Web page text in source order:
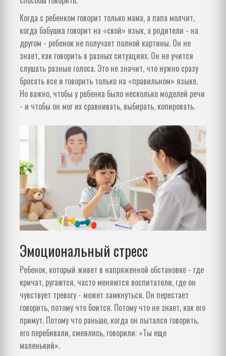
Когда с ребенком говорит только мама, а папа молчит,
когда бабушка говорит на «свой» язык, а родители - на
другом - ребенок не получает полной картины. Он не
знает, как говорить в разных ситуациях. Он не учится
слушать разные голоса. Это не значит, что нужно сразу
бросать все и говорить только на «правильном» языке.
Но важно, чтобы у ребенка было несколько моделей речи
- и чтобы он мог их сравнивать, выбирать, копировать.
Эмоциональный стресс
Ребенок, который живет в напряженной обстановке - где
кричат, ругаются, часто меняются воспитатели, где он
чувствует тревогу - может замкнуться. Он перестает
говорить, потому что боится. Потому что не знает, как его
примут. Потому что раньше, когда он пытался говорить,
его перебивали, смеялись, говорили: «Ты еще
маленький».